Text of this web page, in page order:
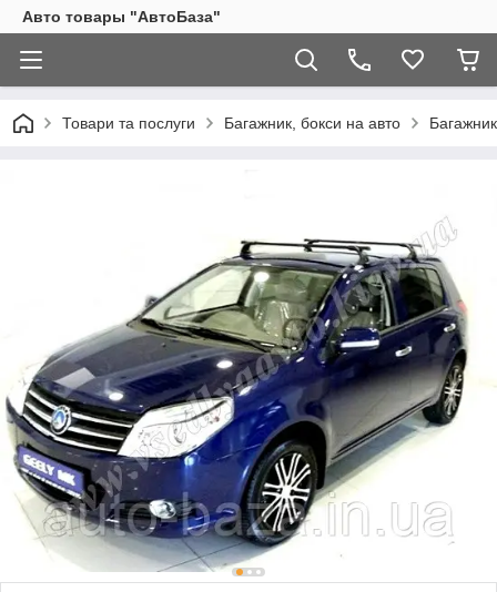
Авто товары "АвтоБаза"
Товари та послуги Багажник, бокси на авто